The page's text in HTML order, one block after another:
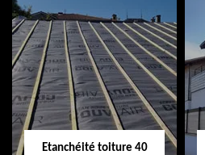
Nettoyage et pose
de gouttière 40
Etanchéité toiture 40